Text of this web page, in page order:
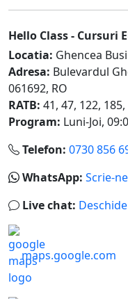
Hello Class - Cursuri
Locatia: Ghencea
Adresa: Bulevardul
061692, RO
RATB: 41, 47, 122,
Program: Luni-Joi,
Telefon: 0730 856
WhatsApp: Scrie-
Live chat:
maps.google.com